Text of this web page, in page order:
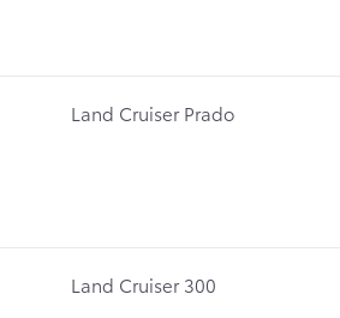
Land Cruiser Prado
Land Cruiser 300